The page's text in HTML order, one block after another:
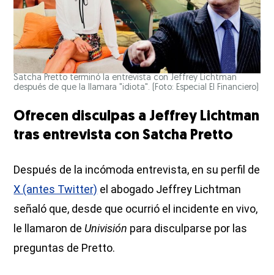
Satcha Pretto terminó la entrevista con Jeffrey Lichtman
después de que la llamara "idiota". (Foto: Especial El Financiero)
Ofrecen disculpas a Jeffrey Lichtman
tras entrevista con Satcha Pretto
Después de la incómoda entrevista, en su perfil de
X (antes Twitter) el abogado Jeffrey Lichtman
señaló que, desde que ocurrió el incidente en vivo,
le llamaron de Univisión para disculparse por las
preguntas de Pretto.